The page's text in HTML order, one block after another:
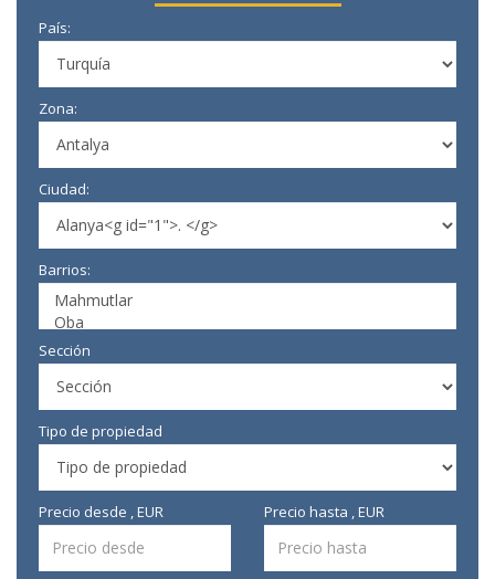
País:
Zona:
Ciudad:
Barrios:
Sección
Tipo de propiedad
Precio desde , EUR Precio hasta , EUR